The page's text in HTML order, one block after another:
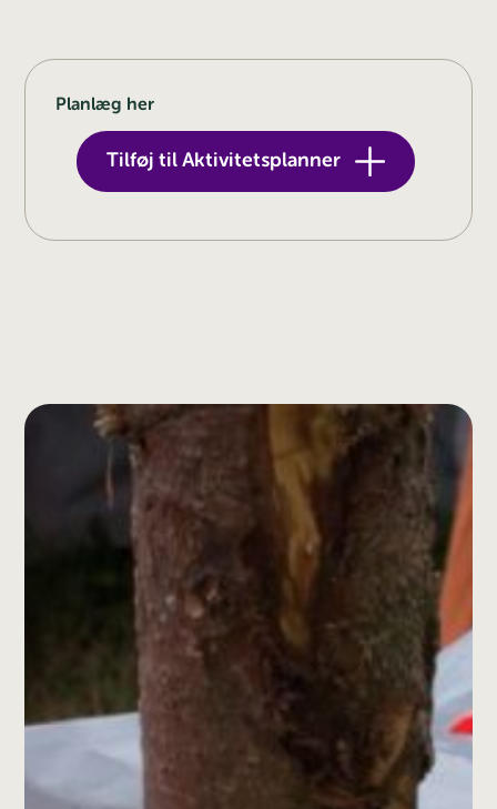
Planlæg her
Tilføj til Aktivitetsplanner